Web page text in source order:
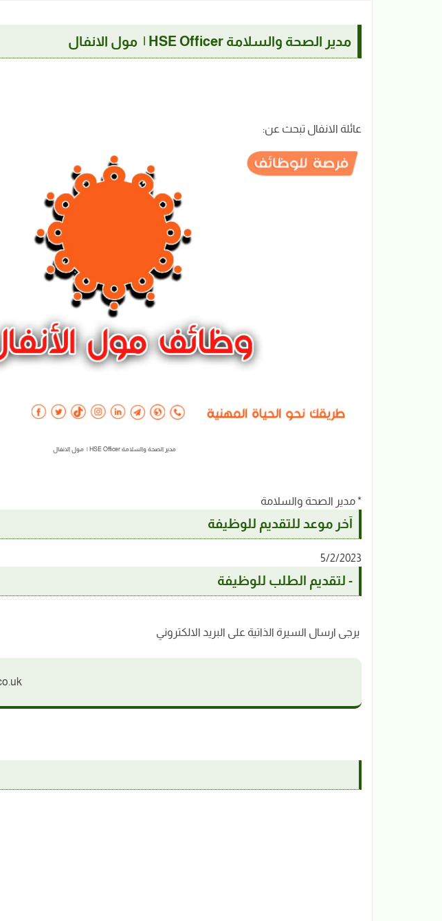
مدير الصحة والسلامة HSE Officer | مول الانفال
عائلة الانفال تبحث عن:
مدير الصحة والسلامة HSE Officer | مول الانفال
* مدير الصحة والسلامة
آخر موعد للتقديم للوظيفة
5/2/2023
- لتقديم الطلب للوظيفة
يرجى ارسال السيرة الذاتية على البريد الالكتروني